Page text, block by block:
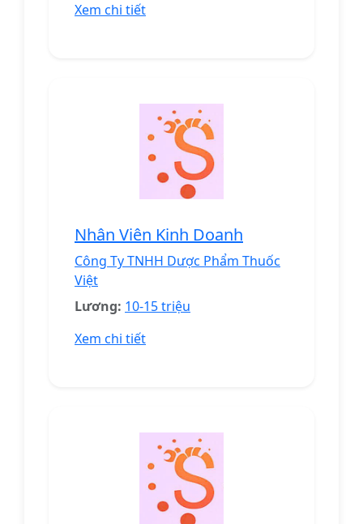
Xem chi tiết
Nhân Viên Kinh Doanh
Công Ty TNHH Dược Phẩm Thuốc
Việt
Lương: 10-15 triệu
Xem chi tiết